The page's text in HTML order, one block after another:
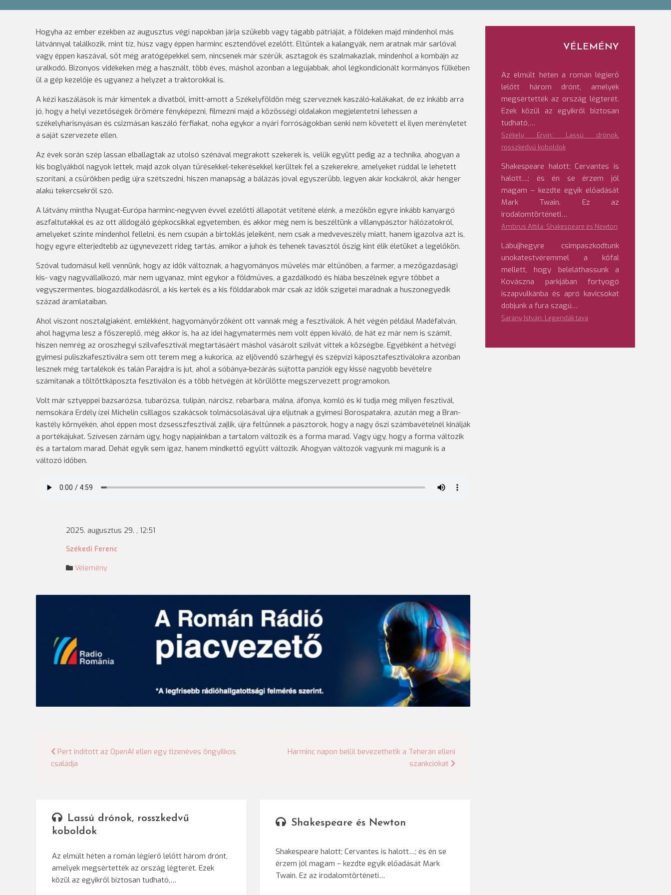
Hogyha az ember ezekben az augusztus végi napokban járja szűkebb vagy tágabb pátriáját, a földeken majd mindenhol más
látvánnyal találkozik, mint tíz, húsz vagy éppen harminc esztendővel ezelőtt. Eltűntek a kalangyák, nem aratnak már sarlóval
vagy éppen kaszával, sőt még aratógépekkel sem, nincsenek már szérűk, asztagok és szalmakazlak, mindenhol a kombájn az
uralkodó. Bizonyos vidékeken még a használt, több éves, máshol azonban a legújabbak, ahol légkondicionált kormányos fülkében
ül a gép kezelője és ugyanez a helyzet a traktorokkal is.
A kézi kaszálások is már kimentek a divatból, imitt-amott a Székelyföldön még szerveznek kaszáló-kalákakat, de ez inkább arra
jó, hogy a helyi vezetőségek örömére fényképezni, filmezni majd a közösségi oldalakon megjelentetni lehessen a
székelyharisnyásan és csizmásan kaszáló férfiakat, noha egykor a nyári forróságokban senki nem követett el ilyen merényletet
a saját szervezete ellen.
Az évek során szép lassan elballagtak az utolsó szénával megrakott szekerek is, velük együtt pedig az a technika, ahogyan a
kis boglyákból nagyok lettek, majd azok olyan tűrésekkel-tekerésekkel kerültek fel a szekerekre, amelyeket rúddal le lehetett
szorítani, a csűrökben pedig újra szétszedni, hiszen manapság a bálázás jóval egyszerűbb, legyen akár kockákról, akár henger
alakú tekercsekről szó.
A látvány mintha Nyugat-Európa harminc-negyven évvel ezelőtti állapotát vetítené elénk, a mezőkön egyre inkább kanyargó
aszfaltutakkal és az ott álldogáló gépkocsikkal egyetemben, és akkor még nem is beszéltünk a villanypásztor hálózatokról,
amelyeket szinte mindenhol fellelni, és nem csupán a birtoklás jeleiként, nem csak a medveveszély miatt, hanem igazolva azt is,
hogy egyre elterjedtebb az úgynevezett rideg tartás, amikor a juhok és tehenek tavasztól őszig kint élik életüket a legelőkön.
Szóval tudomásul kell vennünk, hogy az idők változnak, a hagyományos művelés már eltűnőben, a farmer, a mezőgazdasági
kis- vagy nagyvállalkozó, már nem ugyanaz, mint egykor a földműves, a gazdálkodó és hiába beszélnek egyre többet a
vegyszermentes, biogazdálkodásról, a kis kertek és a kis földdarabok már csak az idők szigetei maradnak a huszonegyedik
század áramlataiban.
Ahol viszont nosztalgiaként, emlékként, hagyományőrzőként ott vannak még a fesztiválok. A hét végén például Madéfalván,
ahol hagyma lesz a főszereplő, még akkor is, ha az idei hagymatermés nem volt éppen kiváló, de hát ez már nem is számít,
hiszen nemrég az oroszhegyi szilvafesztivál megtartásáért máshol vásárolt szilvát vittek a községbe. Egyébként a hétvégi
gyimesi puliszkafesztiválra sem ott terem meg a kukorica, az eljövendő szárhegyi és szépvízi káposztafesztiválokra azonban
lesznek még tartalékok és talán Parajdra is jut, ahol a sóbánya-bezárás sújtotta panziók egy kissé nagyobb bevételre
számítanak a töltöttkáposzta fesztiválon és a több hétvégén át körülötte megszervezett programokon.
Volt már sztyeppei bazsarózsa, tubarózsa, tulipán, nárcisz, rebarbara, málna, áfonya, komló és ki tudja még milyen fesztivál,
nemsokára Erdély ízei Michelin csillagos szakácsok tolmácsolásával újra eljutnak a gyimesi Borospatakra, azután meg a Bran-
kastély környékén, ahol éppen most dzsesszfesztivál zajlik, újra feltűnnek a pásztorok, hogy a nagy őszi számbavételnél kinálják
a portékájukat. Szívesen zárnám úgy, hogy napjainkban a tartalom változik és a forma marad. Vagy úgy, hogy a forma változik
és a tartalom marad. Dehát egyik sem igaz, hanem mindkettő együtt változik. Ahogyan változók vagyunk mi magunk is a
változó időben.
2025. augusztus 29. , 12:51
Székedi Ferenc
Vélemény
Bejegyzés
navigáció
Pert indított az OpenAI ellen egy tizenéves öngyilkos
családja
Harminc napon belül bevezethetik a Teherán elleni
szankciókat
Lassú drónok, rosszkedvű
koboldok
Az elmúlt héten a román légierő lelőtt három drónt,
amelyek megsértették az ország légterét. Ezek
közül az egyikről biztosan tudható,…
Shakespeare és Newton
Shakespeare halott; Cervantes is halott…; és én se
érzem jól magam – kezdte egyik előadását Mark
Twain. Ez az irodalomtörténeti…
VÉLEMÉNY
Az elmúlt héten a román légierő
lelőtt három drónt, amelyek
megsértették az ország légterét.
Ezek közül az egyikről biztosan
tudható,…
Székely Ervin: Lassú drónok,
rosszkedvű koboldok
Shakespeare halott; Cervantes is
halott…; és én se érzem jól
magam – kezdte egyik előadását
Mark Twain. Ez az
irodalomtörténeti…
Ambrus Attila: Shakespeare és Newton
Lábujjhegyre csimpaszkodtunk
unokatestvéremmel a kőfal
mellett, hogy beleláthassunk a
Kovászna parkjában fortyogó
iszapvulkánba és apró kavicsokat
dobjunk a fura szagú…
Sarány István: Legendák tava